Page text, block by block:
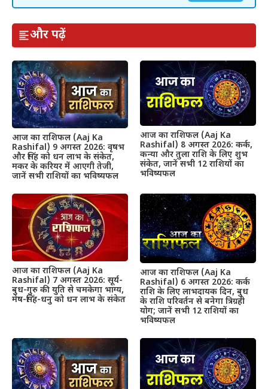
और पढ़ें
आज का राशिफल (Aaj Ka
Rashifal) 9 अगस्त 2026: वृषभ
और सिंह को धन लाभ के संकेत,
मकर के करियर में आएगी तेजी,
जानें सभी राशियों का भविष्यफल
आज का राशिफल (Aaj Ka
Rashifal) 8 अगस्त 2026: कर्क,
कन्या और तुला राशि के लिए शुभ
संकेत, जानें सभी 12 राशियों का
भविष्यफल
आज का राशिफल (Aaj Ka
Rashifal) 7 अगस्त 2026: सूर्य-
बुध-गुरु की युति से चमकेगा भाग्य,
मेष-सिंह-धनु को धन लाभ के संकेत
आज का राशिफल (Aaj Ka
Rashifal) 6 अगस्त 2026: कर्क
राशि के लिए लाभदायक दिन, बुध
के राशि परिवर्तन से बनेगा त्रिग्रही
योग; जानें सभी 12 राशियों का
भविष्यफल